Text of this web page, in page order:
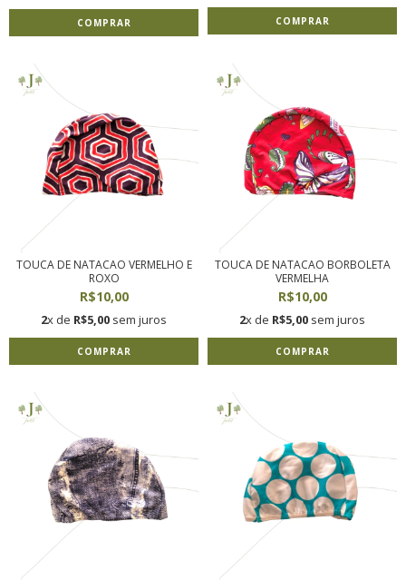
COMPRAR COMPRAR
TOUCA DE NATACAO VERMELHO E
ROXO
R$10,00
2x de R$5,00 sem juros
COMPRAR
TOUCA DE NATACAO BORBOLETA
VERMELHA
R$10,00
2x de R$5,00 sem juros
COMPRAR